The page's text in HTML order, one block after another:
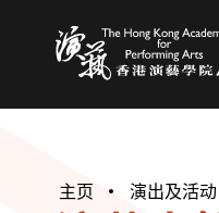
主页 演出及活动